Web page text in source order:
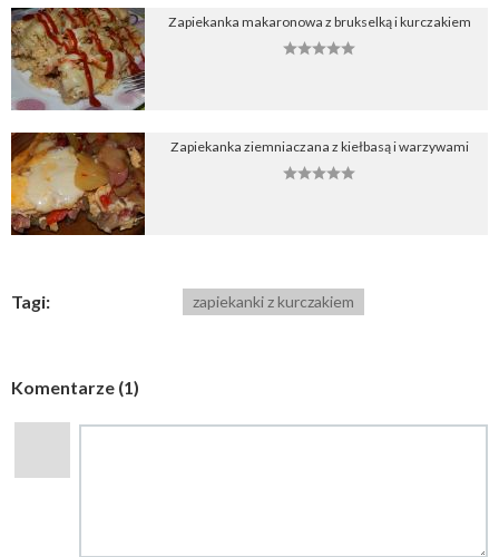
Zapiekanka makaronowa z brukselką i kurczakiem
Zapiekanka ziemniaczana z kiełbasą i warzywami
Tagi: zapiekanki z kurczakiem
Komentarze (1)